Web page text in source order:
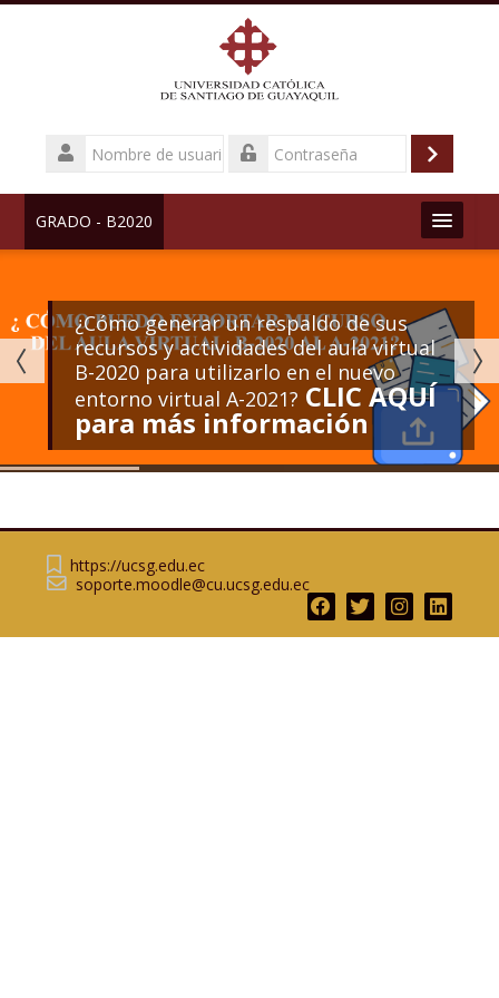
Nombre
de
usuario
Acceder
GRADO - B2020
¿Cómo generar un respaldo de sus
recursos y actividades del aula virtual
B-2020 para utilizarlo en el nuevo
entorno virtual A-2021? CLIC AQUÍ
para más información
https://ucsg.edu.ec
soporte.moodle@cu.ucsg.edu.ec